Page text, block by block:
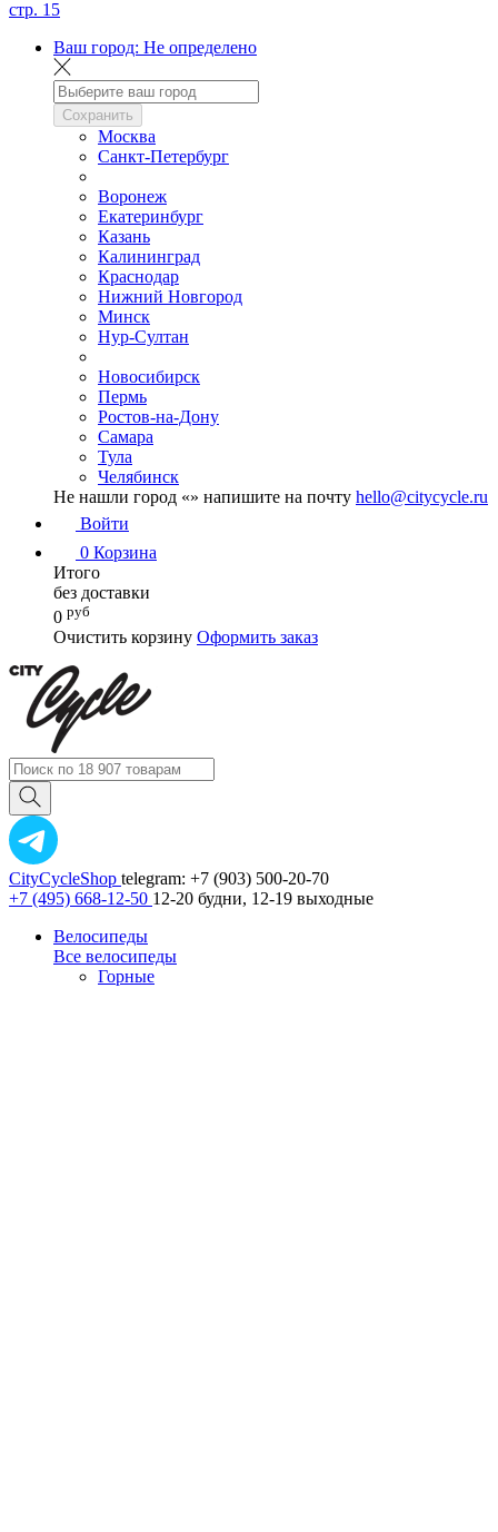
стр. 15
Ваш город: Не определено
Сохранить
Москва
Санкт-Петербург
Воронеж
Екатеринбург
Казань
Калининград
Краснодар
Нижний Новгород
Минск
Нур-Султан
Новосибирск
Пермь
Ростов-на-Дону
Самара
Тула
Челябинск
Не нашли город «» напишите на почту hello@citycycle.ru
Войти
0 Корзина
Итого
без доставки
0 руб
Очистить корзину Оформить заказ
CityCycleShop telegram: +7 (903) 500-20-70
+7 (495) 668-12-50 12-20 будни, 12-19 выходные
Велосипеды
Все велосипеды
Горные